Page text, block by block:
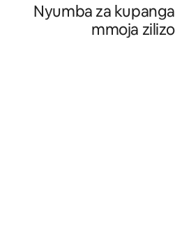
Nyumba za
mmoja